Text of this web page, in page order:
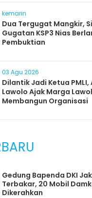
kemarin
Dua Tergugat Mangkir,
Gugatan KSP3 Nias
Pembuktian
03 Agu 2026
Dilantik Jadi Ketua PMLI,
Lawolo Ajak Marga
Membangun Organisasi
Gedung Bapenda DKI
Terbakar, 20 Mobil
Dikerahkan